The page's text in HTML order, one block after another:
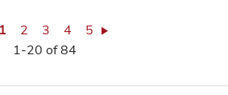
1 2 3 4
5
1-20 of 84